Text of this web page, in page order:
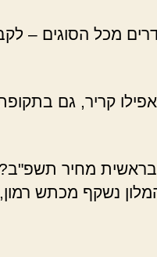
מכל הסוגים –
קריר, גם
מחיר
נשקף מכתש